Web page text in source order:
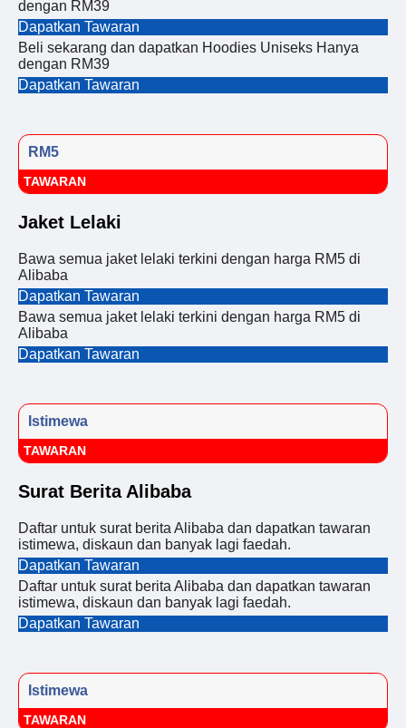
dengan RM39
Dapatkan Tawaran
Beli sekarang dan dapatkan Hoodies Uniseks Hanya
dengan RM39
Dapatkan Tawaran
RM5
TAWARAN
Jaket Lelaki
Bawa semua jaket lelaki terkini dengan harga RM5 di
Alibaba
Dapatkan Tawaran
Bawa semua jaket lelaki terkini dengan harga RM5 di
Alibaba
Dapatkan Tawaran
Istimewa
TAWARAN
Surat Berita Alibaba
Daftar untuk surat berita Alibaba dan dapatkan tawaran
istimewa, diskaun dan banyak lagi faedah.
Dapatkan Tawaran
Daftar untuk surat berita Alibaba dan dapatkan tawaran
istimewa, diskaun dan banyak lagi faedah.
Dapatkan Tawaran
Istimewa
TAWARAN